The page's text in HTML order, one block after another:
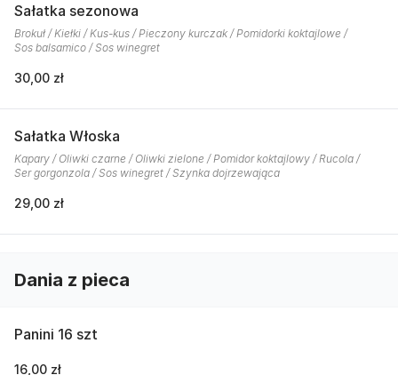
Sałatka sezonowa
Brokuł / Kiełki / Kus-kus / Pieczony kurczak / Pomidorki koktajlowe /
Sos balsamico / Sos winegret
30,00 zł
Sałatka Włoska
Kapary / Oliwki czarne / Oliwki zielone / Pomidor koktajlowy / Rucola /
Ser gorgonzola / Sos winegret / Szynka dojrzewająca
29,00 zł
Dania z pieca
Panini 16 szt
16,00 zł